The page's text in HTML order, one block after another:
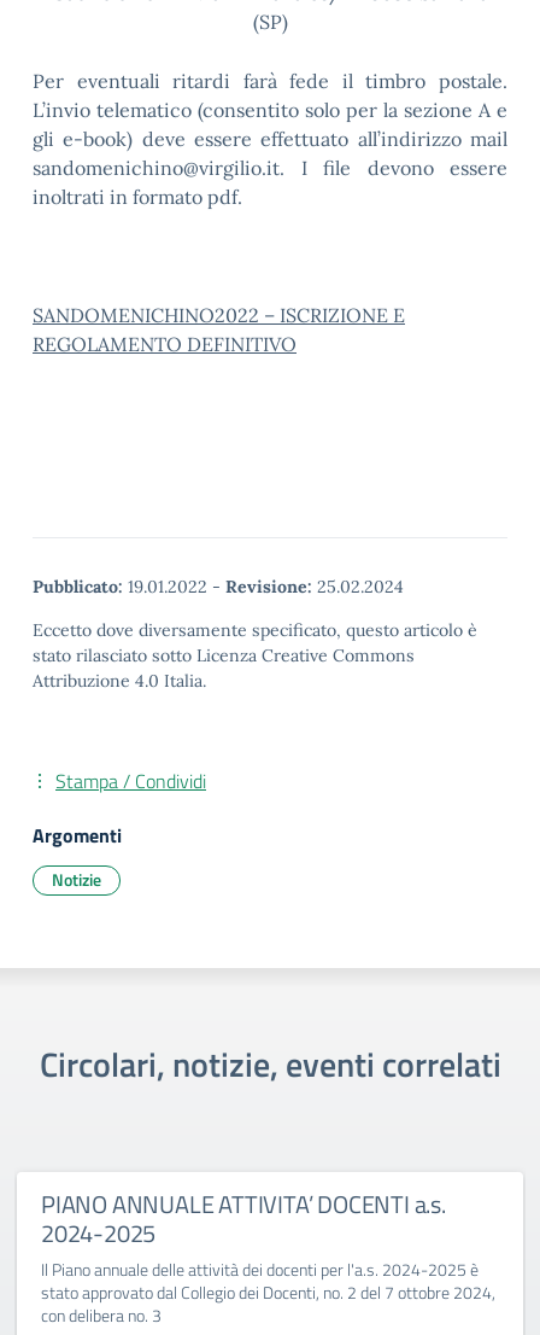
(SP)
Per eventuali ritardi farà fede il timbro postale.
L’invio telematico (consentito solo per la sezione A e
gli e-book) deve essere effettuato all’indirizzo mail
sandomenichino@virgilio.it. I file devono essere
inoltrati in formato pdf.
SANDOMENICHINO2022 – ISCRIZIONE E
REGOLAMENTO DEFINITIVO
Pubblicato: 19.01.2022 - Revisione: 25.02.2024
Eccetto dove diversamente specificato, questo articolo è
stato rilasciato sotto Licenza Creative Commons
Attribuzione 4.0 Italia.
Stampa / Condividi
Argomenti
Notizie
Circolari, notizie, eventi correlati
PIANO ANNUALE ATTIVITA’ DOCENTI a.s.
2024-2025
Il Piano annuale delle attività dei docenti per l'a.s. 2024-2025 è
stato approvato dal Collegio dei Docenti, no. 2 del 7 ottobre 2024,
con delibera no. 3